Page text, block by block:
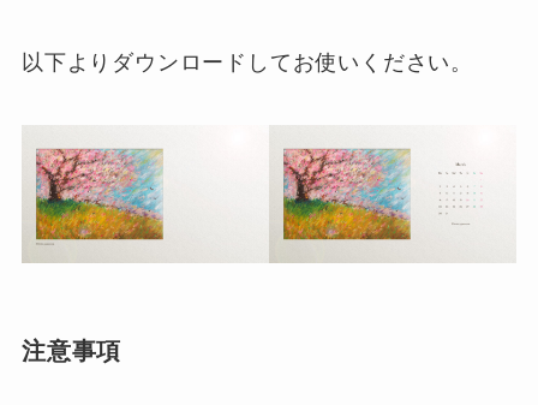
以下よりダウンロードしてお使いください。
注意事項